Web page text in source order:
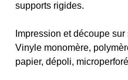
supports rigides.
Impression et découpe
Vinyle monomère,
papier, dépoli,